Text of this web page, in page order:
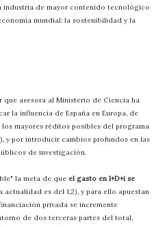
industria de mayor contenido tecnológico
mundial: la sostenibilidad y la
asesora al Ministerio de Ciencia ha
la influencia de España en Europa, de
mayores réditos posibles del programa
y por introducir cambios profundos en las
de investigación.
la meta de que el gasto en I+D+i se
actualidad es del 1,2), y para ello apuestan
privada se incremente
de dos terceras partes del total,